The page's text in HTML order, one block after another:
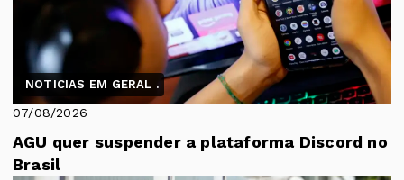
NOTICIAS EM GERAL .
07/08/2026
AGU quer suspender a plataforma Discord no
Brasil